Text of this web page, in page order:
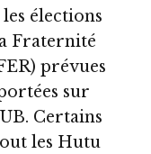
élections
Fraternité
prévues
sur
Certains
les Hutu